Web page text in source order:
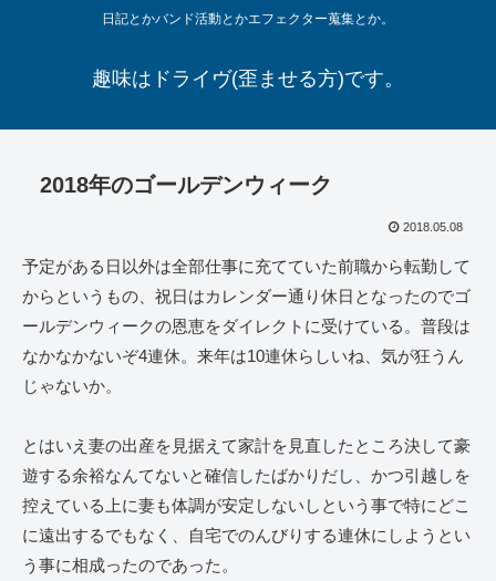
日記とかバンド活動とかエフェクター蒐集とか。
趣味はドライヴ(歪ませる方)です。
2018年のゴールデンウィーク
2018.05.08
予定がある日以外は全部仕事に充てていた前職から転勤して
からというもの、祝日はカレンダー通り休日となったのでゴ
ールデンウィークの恩恵をダイレクトに受けている。普段は
なかなかないぞ4連休。来年は10連休らしいね、気が狂うん
じゃないか。
とはいえ妻の出産を見据えて家計を見直したところ決して豪
遊する余裕なんてないと確信したばかりだし、かつ引越しを
控えている上に妻も体調が安定しないしという事で特にどこ
に遠出するでもなく、自宅でのんびりする連休にしようとい
う事に相成ったのであった。